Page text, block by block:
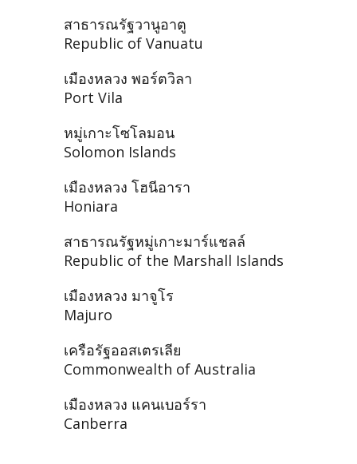
สาธารณรัฐวานูอาตู
Republic of Vanuatu
เมืองหลวง พอร์ตวิลา
Port Vila
หมู่เกาะโซโลมอน
Solomon Islands
เมืองหลวง โฮนีอารา
Honiara
สาธารณรัฐหมู่เกาะมาร์แชลล์
Republic of the Marshall Islands
เมืองหลวง มาจูโร
Majuro
เครือรัฐออสเตรเลีย
Commonwealth of Australia
เมืองหลวง แคนเบอร์รา
Canberra